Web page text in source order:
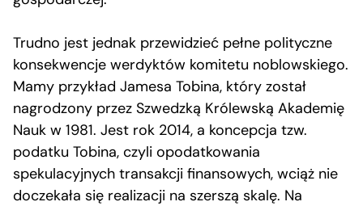
Trudno jest jednak przewidzieć pełne polityczne
konsekwencje werdyktów komitetu noblowskiego.
Mamy przykład Jamesa Tobina, który został
nagrodzony przez Szwedzką Królewską Akademię
Nauk w 1981. Jest rok 2014, a koncepcja tzw.
podatku Tobina, czyli opodatkowania
spekulacyjnych transakcji finansowych, wciąż nie
doczekała się realizacji na szerszą skalę. Na